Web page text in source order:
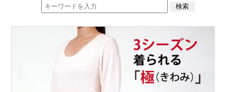
エベレスト
チョモランマ
プレミアムウェーブ
最高に暖かい
とても暖かい
肌着 トップス
肌着 ボトムス
極寒の環境に最適
スポーツなど